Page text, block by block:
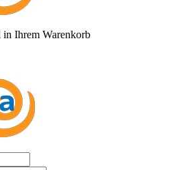
in Ihrem Warenkorb